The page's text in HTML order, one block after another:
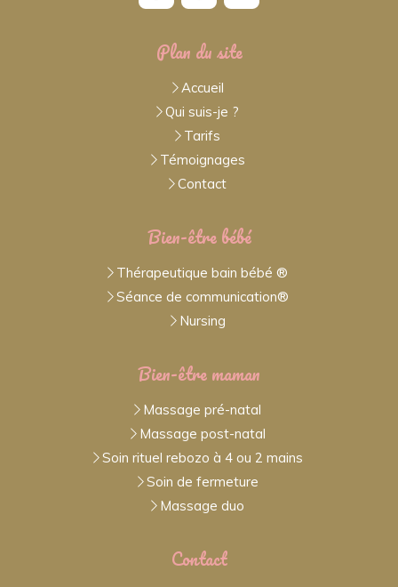
Plan du site
Accueil
Qui suis-je ?
Tarifs
Témoignages
Contact
Bien-être bébé
Thérapeutique bain bébé ®
Séance de communication®
Nursing
Bien-être maman
Massage pré-natal
Massage post-natal
Soin rituel rebozo à 4 ou 2 mains
Soin de fermeture
Massage duo
Contact